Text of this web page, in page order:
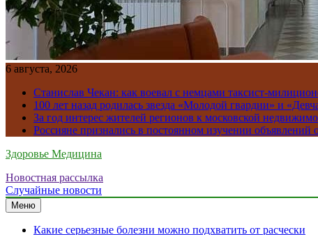
6 августа, 2026
Станислав Чекан: как воевал с немцами таксист-
100 лет назад родилась звезда «Молодой гвардии» и
За год интерес жителей регионов к московской
Россияне признались в постоянном изучении объявлений
Здоровье Медицина
Новостная рассылка
Случайные новости
Меню
Какие серьезные болезни можно подхватить от расчески